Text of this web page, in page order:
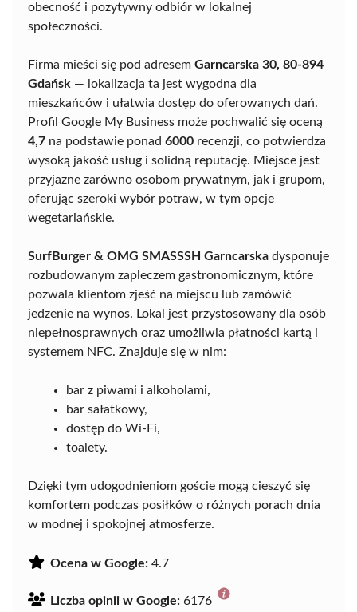
obecność i pozytywny odbiór w lokalnej
społeczności.
Firma mieści się pod adresem Garncarska 30, 80-894
Gdańsk — lokalizacja ta jest wygodna dla
mieszkańców i ułatwia dostęp do oferowanych dań.
Profil Google My Business może pochwalić się oceną
4,7 na podstawie ponad 6000 recenzji, co potwierdza
wysoką jakość usług i solidną reputację. Miejsce jest
przyjazne zarówno osobom prywatnym, jak i grupom,
oferując szeroki wybór potraw, w tym opcje
wegetariańskie.
SurfBurger & OMG SMASSSH Garncarska dysponuje
rozbudowanym zapleczem gastronomicznym, które
pozwala klientom zjeść na miejscu lub zamówić
jedzenie na wynos. Lokal jest przystosowany dla osób
niepełnosprawnych oraz umożliwia płatności kartą i
systemem NFC. Znajduje się w nim:
bar z piwami i alkoholami,
bar sałatkowy,
dostęp do Wi-Fi,
toalety.
Dzięki tym udogodnieniom goście mogą cieszyć się
komfortem podczas posiłków o różnych porach dnia
w modnej i spokojnej atmosferze.
Ocena w Google: 4.7
Liczba opinii w Google: 6176